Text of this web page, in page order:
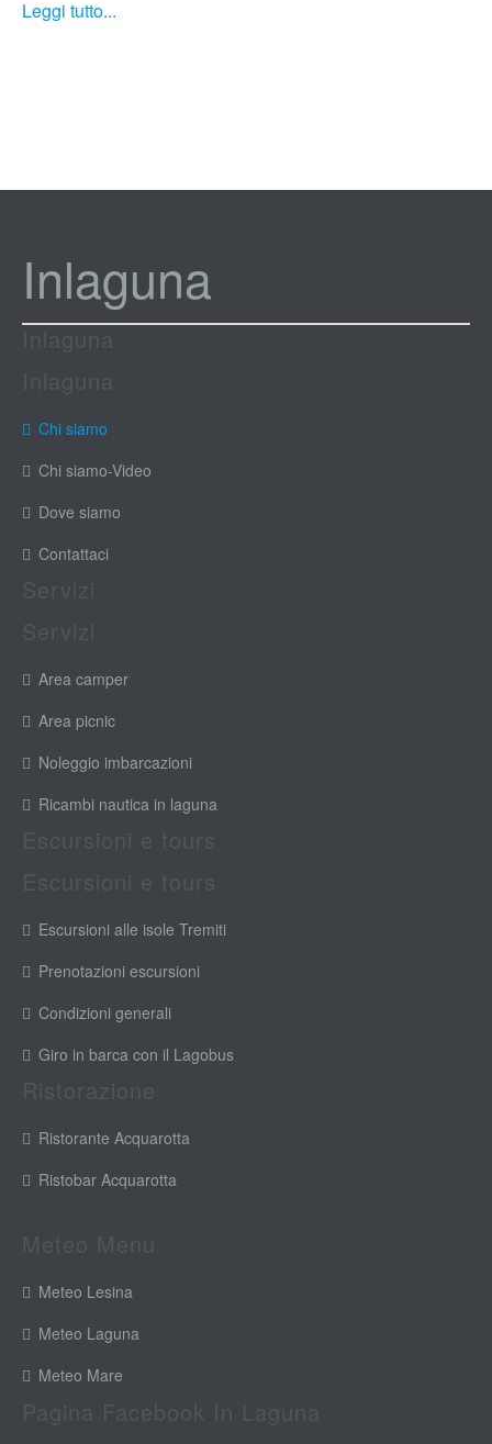
Leggi tutto...
Inlaguna
Chi siamo
Chi siamo-Video
Dove siamo
Contattaci
Area camper
Area picnic
Noleggio imbarcazioni
Ricambi nautica in laguna
Escursioni alle isole Tremiti
Prenotazioni escursioni
Condizioni generali
Giro in barca con il Lagobus
Ristorante Acquarotta
Ristobar Acquarotta
Meteo Lesina
Meteo Laguna
Meteo Mare